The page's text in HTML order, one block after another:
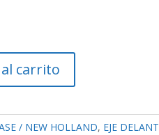
carrito
/ NEW HOLLAND, EJE